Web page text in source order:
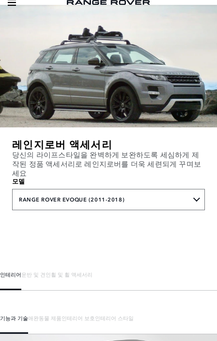
레인지로버 액세서리
당신의 라이프스타일을 완벽하게 보완하도록 세심하게 제
작된 정품 액세서리로 레인지로버를 더욱 세련되게 꾸며보
세요
모델
RANGE ROVER EVOQUE (2011-2018)
인테리어운반 및 견인휠 및 휠 액세서리
기능과 기술애완동물 제품인테리어 보호인테리어 스타일